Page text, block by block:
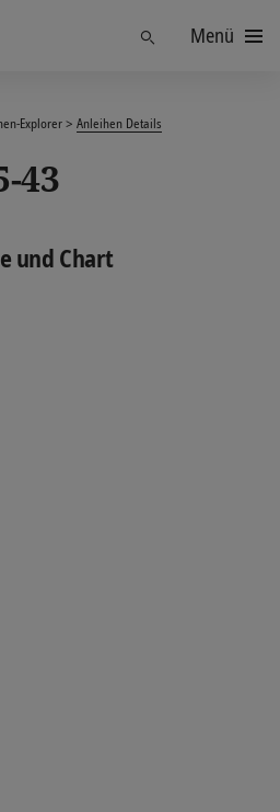
FindenMenü
Explorer Anleihen Details
43
und Chart